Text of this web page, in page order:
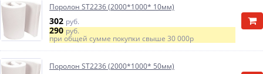
Поролон ST2236 (2000*1000* 10мм)
302 руб.
290руб.
при общей сумме покупки свыше 30 000р
Поролон ST2236 (2000*1000* 50мм)